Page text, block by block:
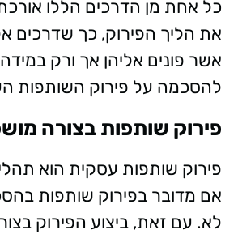
כל אחת מן הדרכים הללו
את הליך הפירוק, כך שדרכים
אשר פונים אליהן אך ורק במידה
להסכמה על פירוק השותפות
פירוק שותפות בצורה
פירוק שותפות עסקית הוא
אם מדובר בפירוק שותפות
לא. עם זאת, ביצוע הפירוק